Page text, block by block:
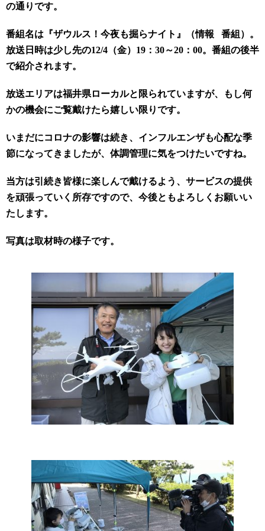
の通りです。
番組名は『ザウルス！今夜も掘らナイト』（情報 番組）。
放送日時は少し先の12/4（金）19：30～20：00。番組の後半
で紹介されます。
放送エリアは福井県ローカルと限られていますが、もし何
かの機会にご覧戴けたら嬉しい限りです。
いまだにコロナの影響は続き、インフルエンザも心配な季
節になってきましたが、体調管理に気をつけたいですね。
当方は引続き皆様に楽しんで戴けるよう、サービスの提供
を頑張っていく所存ですので、今後ともよろしくお願いい
たします。
写真は取材時の様子です。